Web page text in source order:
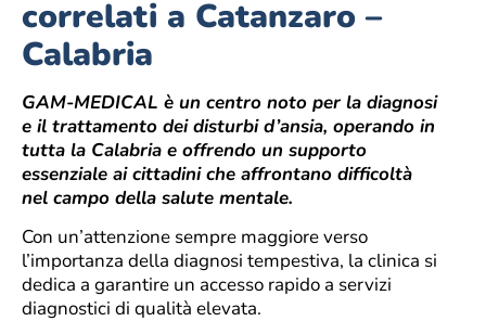
correlati a Catanzaro –
Calabria
GAM-MEDICAL è un centro noto per la diagnosi
e il trattamento dei disturbi d’ansia, operando in
tutta la Calabria e offrendo un supporto
essenziale ai cittadini che affrontano difficoltà
nel campo della salute mentale.
Con un’attenzione sempre maggiore verso
l’importanza della diagnosi tempestiva, la clinica si
dedica a garantire un accesso rapido a servizi
diagnostici di qualità elevata.